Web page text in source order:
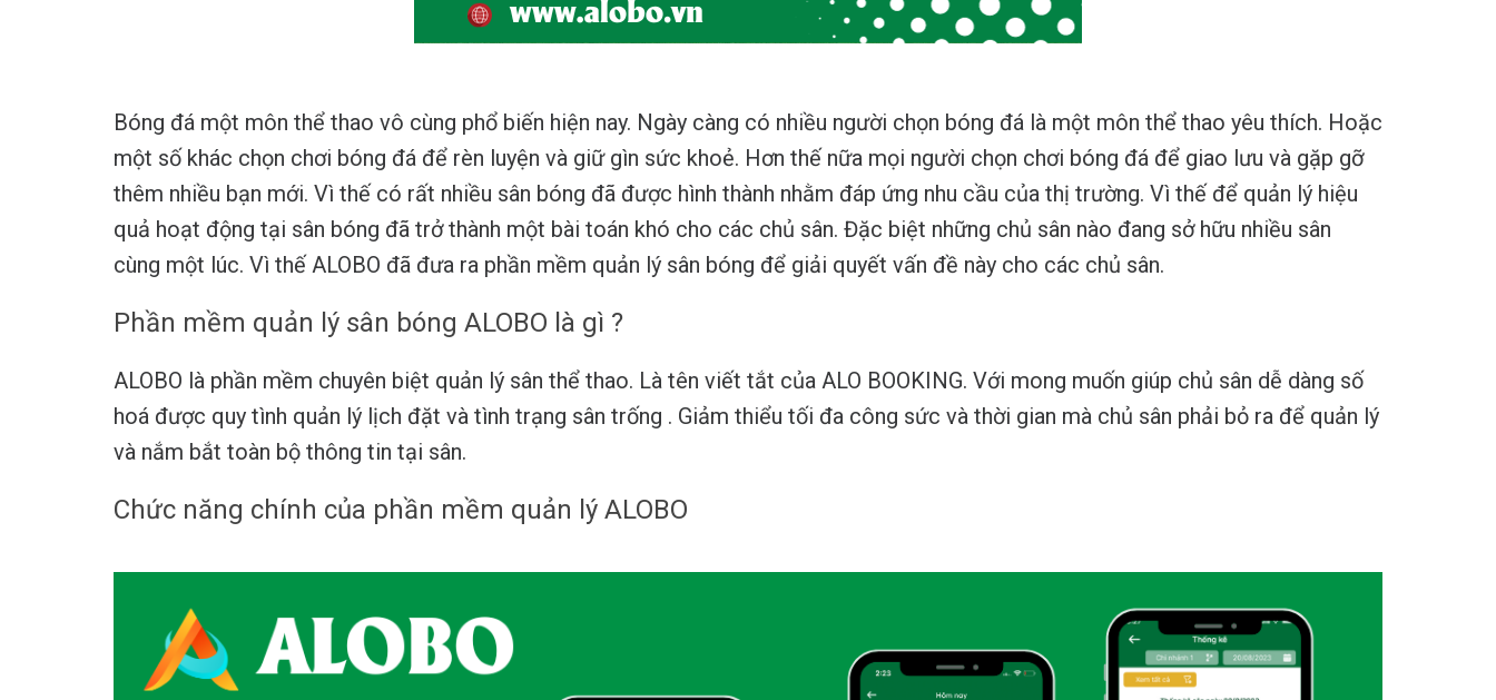
Bóng đá một môn thể thao vô cùng phổ biến hiện nay. Ngày càng có nhiều người chọn bóng đá là một môn thể thao yêu thích. Hoặc
một số khác chọn chơi bóng đá để rèn luyện và giữ gìn sức khoẻ. Hơn thế nữa mọi người chọn chơi bóng đá để giao lưu và gặp gỡ
thêm nhiều bạn mới. Vì thế có rất nhiều sân bóng đã được hình thành nhằm đáp ứng nhu cầu của thị trường. Vì thế để quản lý hiệu
quả hoạt động tại sân bóng đã trở thành một bài toán khó cho các chủ sân. Đặc biệt những chủ sân nào đang sở hữu nhiều sân
cùng một lúc. Vì thế ALOBO đã đưa ra phần mềm quản lý sân bóng để giải quyết vấn đề này cho các chủ sân.
Phần mềm quản lý sân bóng ALOBO là gì ?
ALOBO là phần mềm chuyên biệt quản lý sân thể thao. Là tên viết tắt của ALO BOOKING. Với mong muốn giúp chủ sân dễ dàng số
hoá được quy tình quản lý lịch đặt và tình trạng sân trống . Giảm thiểu tối đa công sức và thời gian mà chủ sân phải bỏ ra để quản lý
và nắm bắt toàn bộ thông tin tại sân.
Chức năng chính của phần mềm quản lý ALOBO